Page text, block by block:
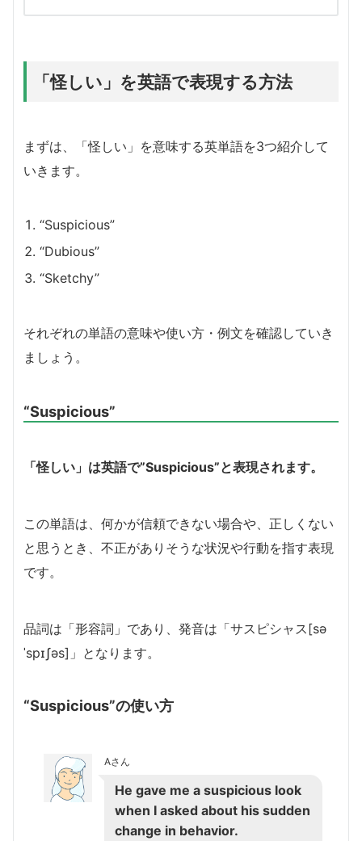
「怪しい」を英語で表現する方法
まずは、「怪しい」を意味する英単語を3つ紹介して
いきます。
“Suspicious”
“Dubious”
“Sketchy”
それぞれの単語の意味や使い方・例文を確認していき
ましょう。
“Suspicious”
「怪しい」は英語で”Suspicious”と表現されます。
この単語は、何かが信頼できない場合や、正しくない
と思うとき、不正がありそうな状況や行動を指す表現
です。
品詞は「形容詞」であり、発音は「サスピシャス[sə
ˈspɪʃəs]」となります。
“Suspicious”の使い方
Aさん
He gave me a suspicious look
when I asked about his sudden
change in behavior.